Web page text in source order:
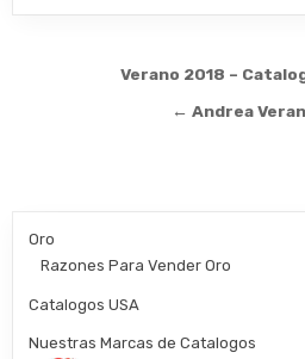
navigation
Verano 2018 –
← Andrea
Oro
Razones Para Vender Oro
Catalogos USA
Nuestras Marcas de Catalogos